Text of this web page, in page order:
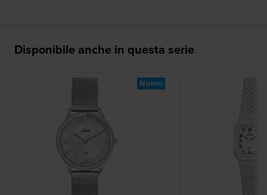
Disponibile anche in questa serie
Nuovo